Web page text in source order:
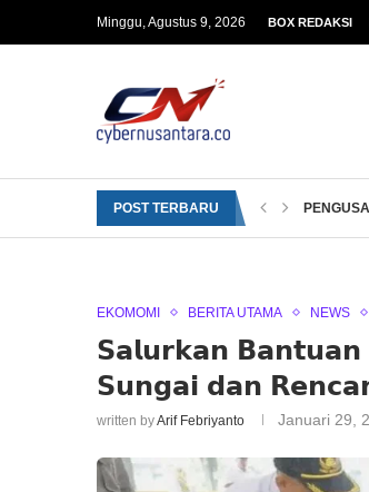
Minggu, Agustus 9, 2026 BOX REDAKSI
POST TERBARU
EKOMOMI BERITA UTAMA NEWS
𝗦𝗮𝗹𝘂𝗿𝗸𝗮𝗻 𝗕𝗮𝗻𝘁𝘂𝗮𝗻
𝗦𝘂𝗻𝗴𝗮𝗶 𝗱𝗮𝗻
written byArif Febriyanto Januari 29,